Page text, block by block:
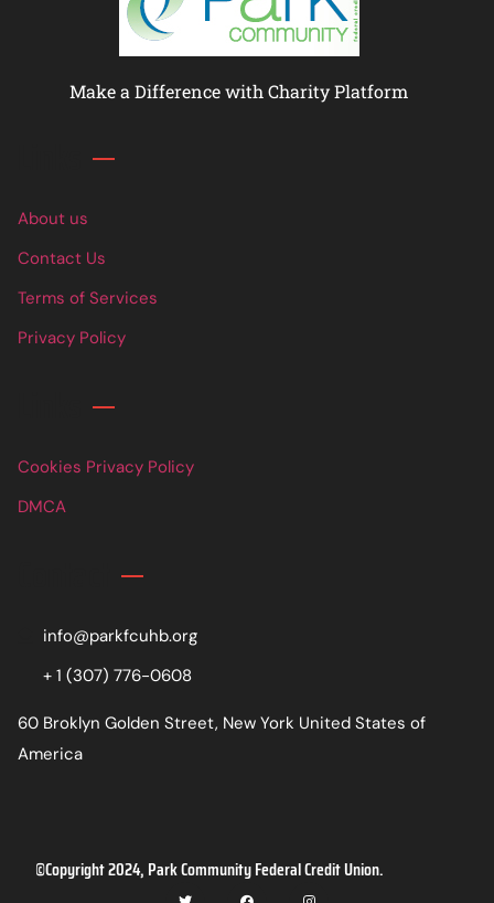
Make a Difference with Charity Platform
About us
Contact Us
Terms of Services
Privacy Policy
Cookies Privacy Policy
DMCA
info@parkfcuhb.org
+ 1 (307) 776-0608
60 Broklyn Golden Street, New York United States of
America
©Copyright 2024, Park Community Federal Credit Union.